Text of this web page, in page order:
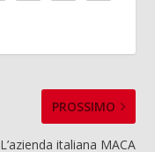
PROSSIMO
L’azienda italiana MACA